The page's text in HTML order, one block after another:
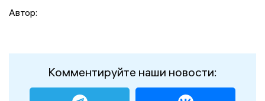
Автор:
Комментируйте наши новости: